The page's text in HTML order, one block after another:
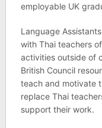
employable UK
Language
with Thai teachers
activities outside of
British Council
teach and motivate
replace Thai
support their work.